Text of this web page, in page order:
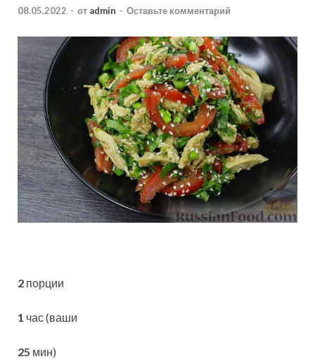
08.05.2022 - от admin - Оставьте комментарий
2 порции
1 час (ваши
25 мин)